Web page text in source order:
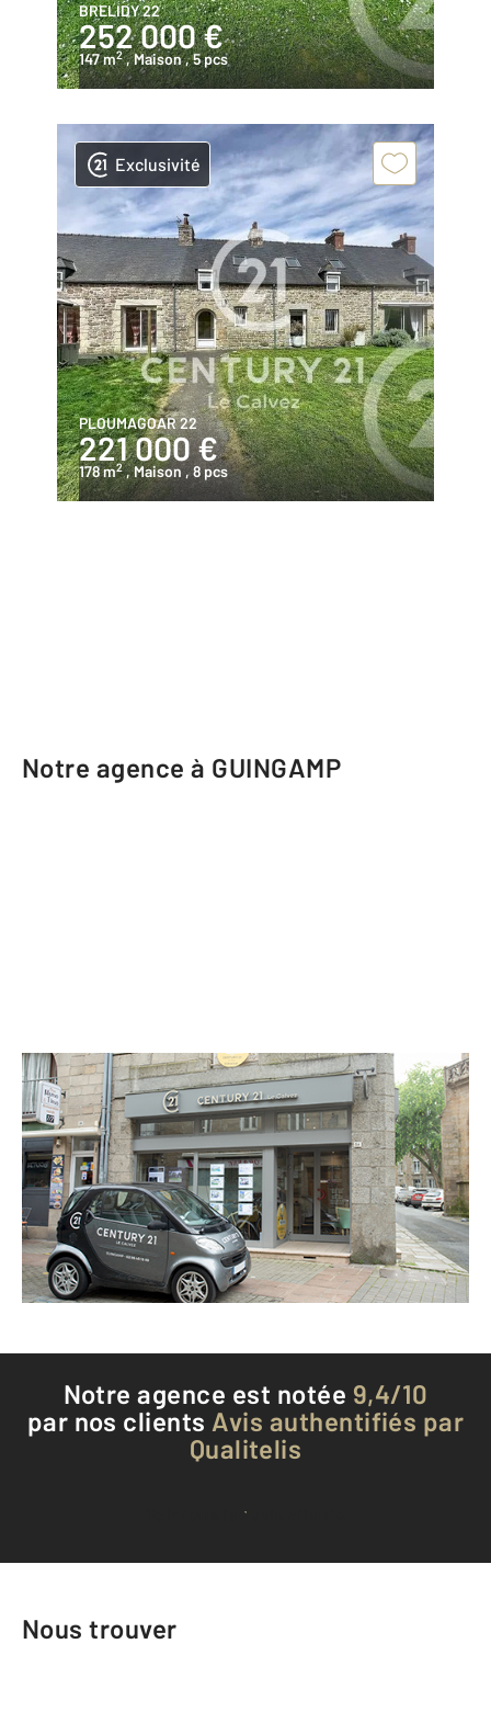
BRELIDY 22
252 000 €
147 m2 , Maison, 5 pcs
Exclusivité
PLOUMAGOAR 22
221 000 €
178 m2 , Maison, 8 pcs
Notre agence à GUINGAMP
CENTURY 21 Le Calvez
26 rue Notre Dame
GUINGAMP - 22200
Envoyer un message
Téléphoner à l'agence
Notre agence est notée 9,4/10
par nos clients Avis authentifiés par
Qualitelis
Voir tous les avis clients
Nous trouver